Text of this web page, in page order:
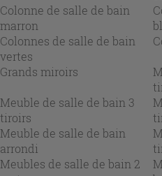
Colonne de salle de bain
marron
Colonnes de salle de bain
vertes
Grands miroirs
Meuble de salle de bain 3
tiroirs
Meuble de salle de bain
arrondi
Meubles de salle de bain 2